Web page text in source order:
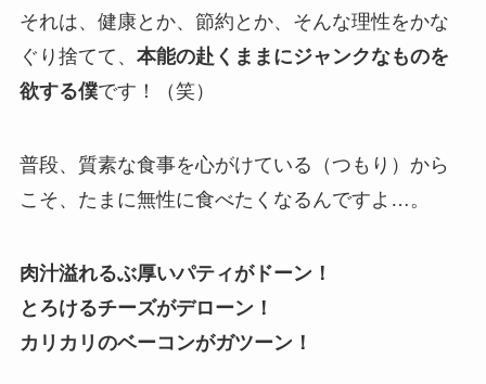
それは、健康とか、節約とか、そんな理性をかな
ぐり捨てて、 本能の赴くままにジャンクなものを
欲する僕です！（笑）
普段、質素な食事を心がけている（つもり）から
こそ、たまに無性に食べたくなるんですよ…。
肉汁溢れるぶ厚いパティがドーン！
とろけるチーズがデローン！
カリカリのベーコンがガツーン！